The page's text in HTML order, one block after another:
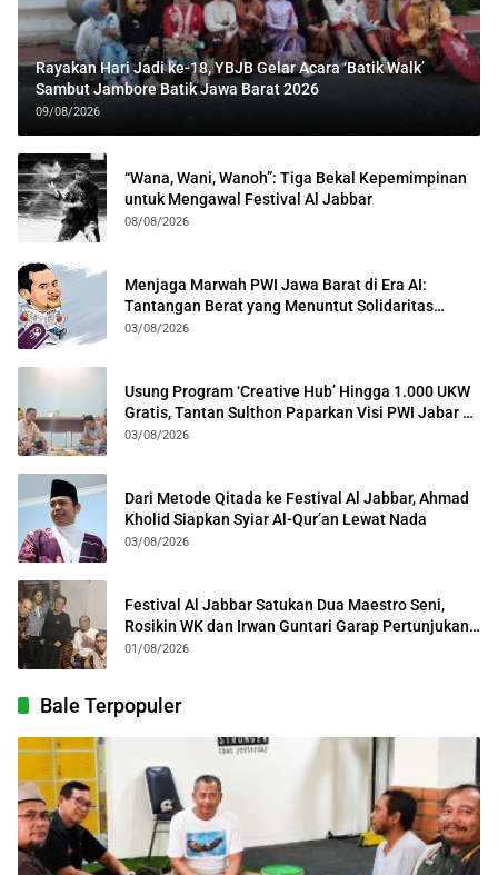
Rayakan Hari Jadi ke-18, YBJB Gelar Acara ‘Batik Walk’
Sambut Jambore Batik Jawa Barat 2026
09/08/2026
“Wana, Wani, Wanoh”: Tiga Bekal Kepemimpinan
untuk Mengawal Festival Al Jabbar
08/08/2026
Menjaga Marwah PWI Jawa Barat di Era AI:
Tantangan Berat yang Menuntut Solidaritas
Lintas Generasi
03/08/2026
Usung Program ‘Creative Hub’ Hingga 1.000 UKW
Gratis, Tantan Sulthon Paparkan Visi PWI Jabar di
Kota Bogor
03/08/2026
Dari Metode Qitada ke Festival Al Jabbar, Ahmad
Kholid Siapkan Syiar Al-Qur’an Lewat Nada
03/08/2026
Festival Al Jabbar Satukan Dua Maestro Seni,
Rosikin WK dan Irwan Guntari Garap Pertunjukan
Kolosal
01/08/2026
Bale Terpopuler